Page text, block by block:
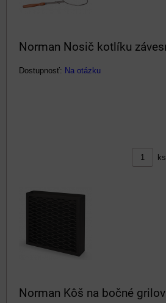
Norman Nosič kotlíku
Dostupnosť: Na otázku
ks
Norman Kôš na bočné